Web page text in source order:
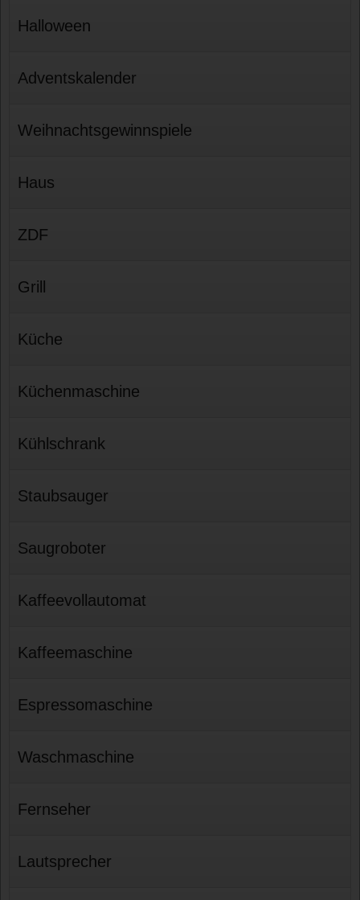
Halloween
Adventskalender
Weihnachtsgewinnspiele
Haus
ZDF
Grill
Küche
Küchenmaschine
Kühlschrank
Staubsauger
Saugroboter
Kaffeevollautomat
Kaffeemaschine
Espressomaschine
Waschmaschine
Fernseher
Lautsprecher